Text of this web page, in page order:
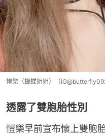
愷樂（蝴蝶姐姐）（
透露了雙胞胎性別
愷樂早前宣布懷上雙胞